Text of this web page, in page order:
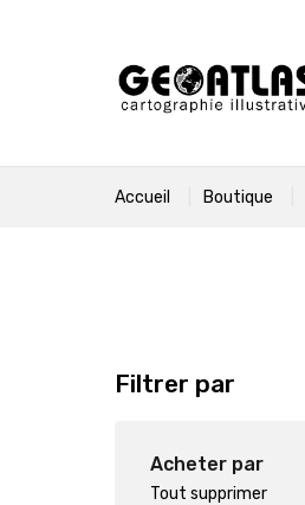
Accueil Boutique
Filtrer par
Acheter par
Tout supprimer